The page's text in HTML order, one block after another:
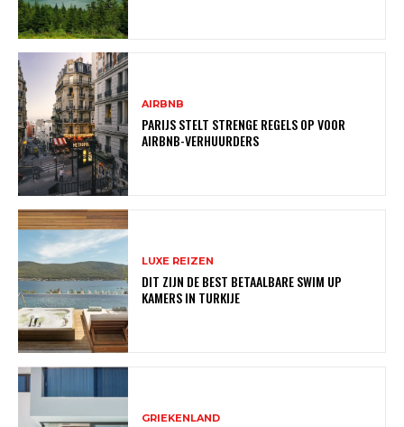
AIRBNB
PARIJS STELT STRENGE REGELS OP VOOR
AIRBNB-VERHUURDERS
LUXE REIZEN
DIT ZIJN DE BEST BETAALBARE SWIM UP
KAMERS IN TURKIJE
GRIEKENLAND